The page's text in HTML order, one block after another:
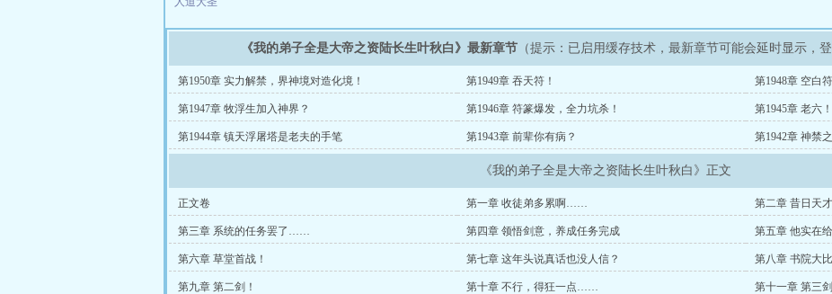
《我的弟子全是大帝之资陆长生叶秋白》最新章节 （提示：已启用缓存技术，最新章节可能会延时显示，
第1950章 实力解禁，界神境对造化境！ 第1949章 吞天符！ 第1948章 空白
第1947章 牧浮生加入神界？ 第1946章 符篆爆发，全力坑杀！ 第1945章 老六！
第1944章 镇天浮屠塔是老夫的手笔 第1943章 前辈你有病？ 第1942章 神禁
《我的弟子全是大帝之资陆长生叶秋白》正文
正文卷 第一章 收徒弟多累啊…… 第二章 昔日天
第三章 系统的任务罢了…… 第四章 领悟剑意，养成任务完成 第五章 他实在
第六章 草堂首战！ 第七章 这年头说真话也没人信？ 第八章 书院大比
第九章 第二剑！ 第十章 不行，得狂一点…… 第十一章 第三剑